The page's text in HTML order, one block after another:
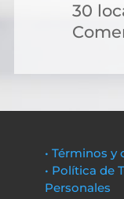
30
• Términos
• Política de
Personales